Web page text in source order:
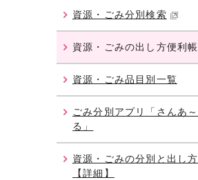
資源・ごみ分別検索
資源・ごみの出し方便利帳
資源・ごみ品目別一覧
ごみ分別アプリ「さんあ～
る」
資源・ごみの分別と出し方
【詳細】